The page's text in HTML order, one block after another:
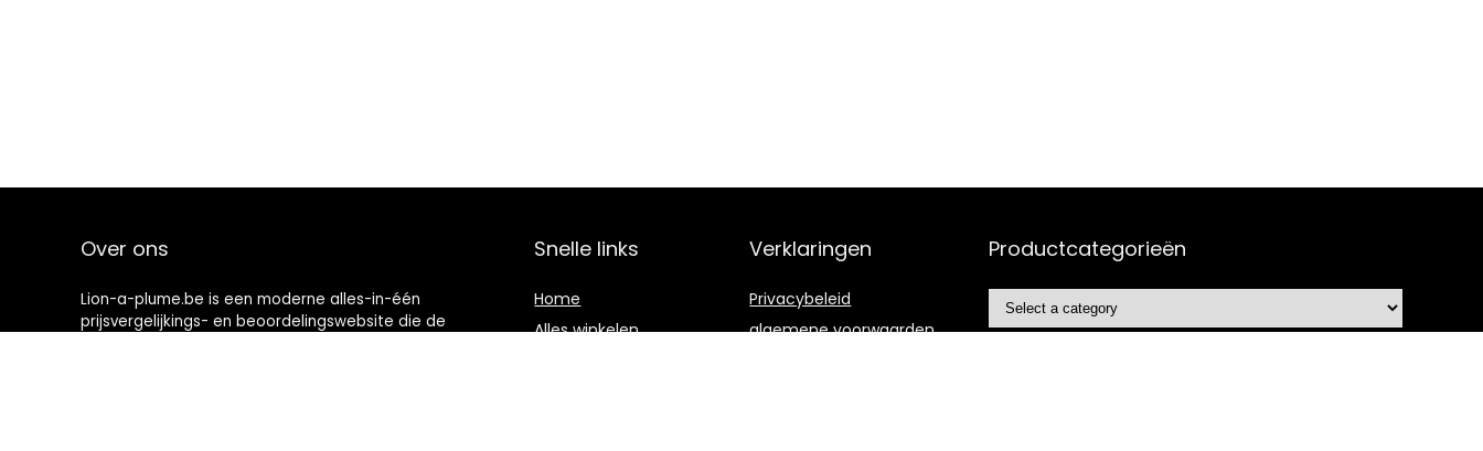
Over ons
Lion-a-plume.be is een moderne alles-in-één
prijsvergelijkings- en beoordelingswebsite die de
Snelle links
Home
Alles winkelen
Verklaringen
Privacybeleid
algemene voorwaarden
Productcategorieën